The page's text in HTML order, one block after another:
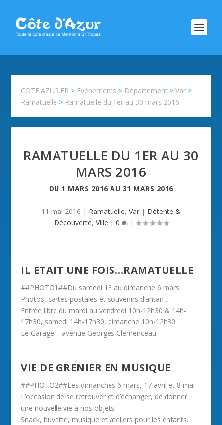
COTE.AZUR.FR > Evénements > Département >Var >
Ramatuelle > Ramatuelle du 1er au 30 mars 2016
RAMATUELLE DU 1ER AU 30
MARS 2016
DU 1 MARS 2016 AU 31 MARS 2016
11 mai 2016 | Ramatuelle, Var | Détente &
Découverte, Ville | 0 |
IL ETAIT UNE FOIS…RAMATUELLE
##PHOTO1##Du samedi 13 au dimanche 6 mars
Photos, cartes postales et souvenirs d’antan …
Entrée libre du mardi au vendredi 10h-12h30 & 14h-
17h30, samedi 14h-17h30, dimanche 10h-12h30.
Le Garage – avenue Georges Clemenceau
VIE DE GRENIER EN MUSIQUE
##PHOTO2##Les dimanches 6 mars, 17 avril et 8 mai
L’occasion de se retrouver et d’échanger, de donner
une nouvelle vie à nos objets.
Snack, buvette, musique et ateliers pour les enfants.